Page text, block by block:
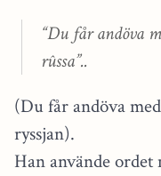
“Du får andöva
rûssa”..
(Du får andöva
ryssjan).
Han använde ordet